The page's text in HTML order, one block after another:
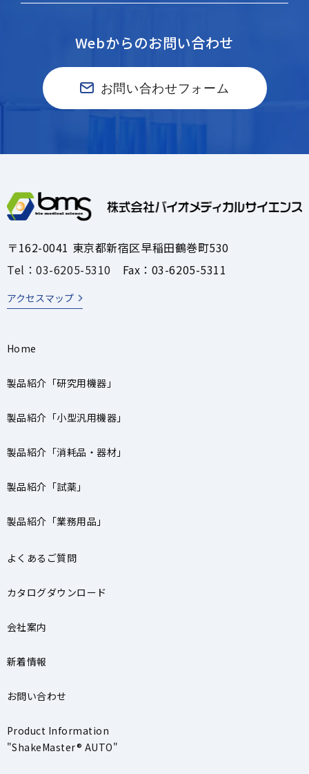
Webからのお問い合わせ
お問い合わせフォーム
〒162-0041 東京都新宿区早稲田鶴巻町530
Tel：03-6205-5310 Fax：03-6205-5311
アクセスマップ
Home
製品紹介「研究用機器」
製品紹介「小型汎用機器」
製品紹介「消耗品・器材」
製品紹介「試薬」
製品紹介「業務用品」
よくあるご質問
カタログダウンロード
会社案内
新着情報
お問い合わせ
Product Information
"ShakeMaster® AUTO"